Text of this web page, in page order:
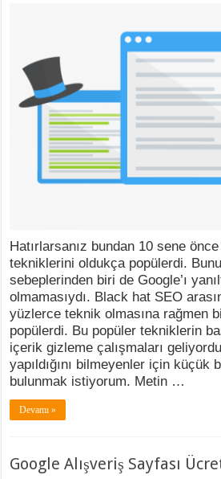
Hatırlarsanız bundan 10 sene
tekniklerini oldukça popülerdi.
sebeplerinden biri de Google’ı
olmamasıydı. Black hat SEO
yüzlerce teknik olmasına rağmen
popülerdi. Bu popüler tekniklerin
içerik gizleme çalışmaları
yapıldığını bilmeyenler için küçük
bulunmak istiyorum. Metin …
Devamı »
Google Alışveriş Sayfası